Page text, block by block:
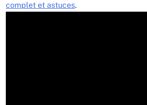
complet et astuces.